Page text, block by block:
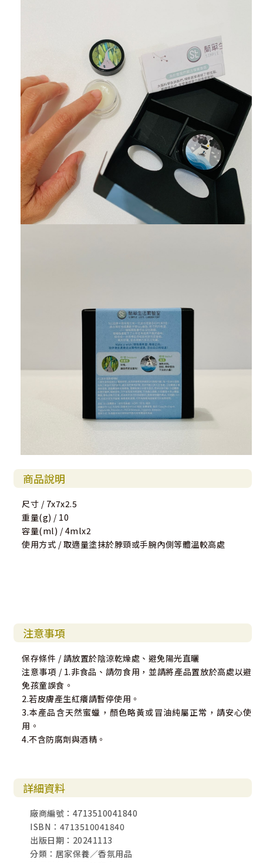
商品說明
尺寸 / 7x7x2.5
重量(g) / 10
容量(ml) / 4mlx2
使用方式 / 取適量塗抹於脖頸或手腕內側等體溫較高處
注意事項
保存條件 / 請放置於陰涼乾燥處、避免陽光直曬
注意事項 / 1.非食品、請勿食用，並請將產品置放於高處以避
免孩童誤食。
2.若皮膚產生紅癢請暫停使用。
3.本產品含天然蜜蠟，顏色略黃或冒油純屬正常，請安心使
用。
4.不含防腐劑與酒精。
詳細資料
廠商編號：4713510041840
ISBN：4713510041840
出版日期：20241113
分類：居家保養／香氛用品